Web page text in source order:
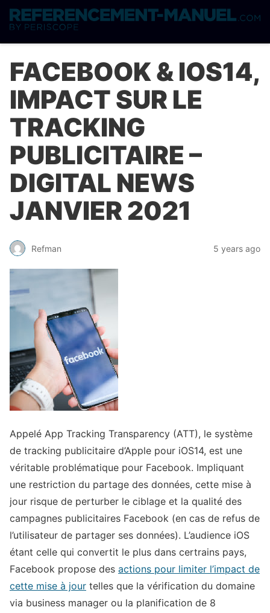
FACEBOOK & IOS14,
IMPACT SUR LE
TRACKING
PUBLICITAIRE –
DIGITAL NEWS
JANVIER 2021
Refman 5 years ago
Appelé App Tracking Transparency (ATT), le système
de tracking publicitaire d’Apple pour iOS14, est une
véritable problématique pour Facebook. Impliquant
une restriction du partage des données, cette mise à
jour risque de perturber le ciblage et la qualité des
campagnes publicitaires Facebook (en cas de refus de
l’utilisateur de partager ses données). L’audience iOS
étant celle qui convertit le plus dans certrains pays,
Facebook propose des actions pour limiter l’impact de
cette mise à jour telles que la vérification du domaine
via business manager ou la planification de 8